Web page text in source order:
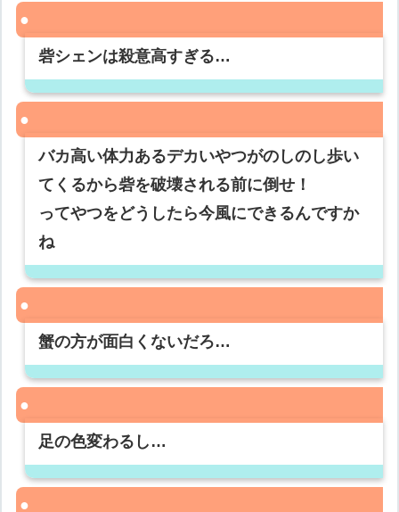
砦シェンは殺意高すぎる…
バカ高い体力あるデカいやつがのしのし歩い
てくるから砦を破壊される前に倒せ！
ってやつをどうしたら今風にできるんですか
ね
蟹の方が面白くないだろ…
足の色変わるし…